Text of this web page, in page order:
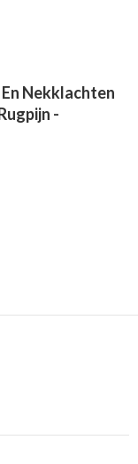
Nekklachten
-